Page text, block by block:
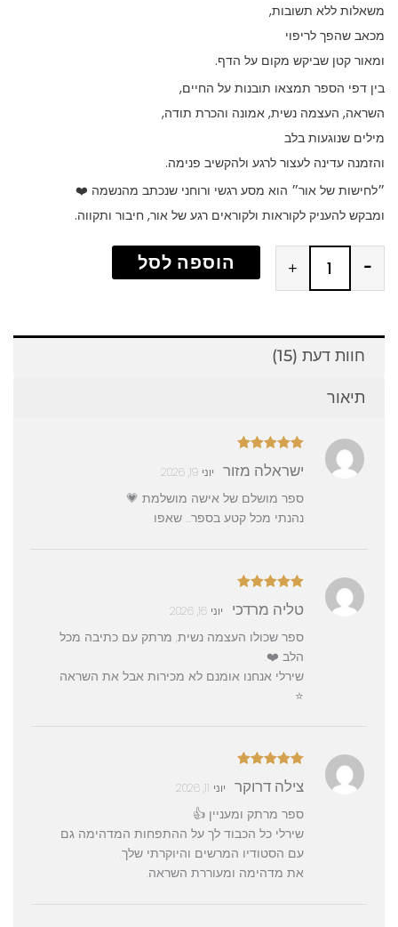
משאלות ללא תשובות,
מכאב שהפך לריפוי
ומאור קטן שביקש מקום על הדף.
בין דפי הספר תמצאו תובנות על החיים,
השראה, העצמה נשית, אמונה והכרת תודה,
מילים שנוגעות בלב
והזמנה עדינה לעצור לרגע ולהקשיב פנימה.
״לחישות של אור״ הוא מסע רגשי ורוחני שנכתב מהנשמה ❤️
ומבקש להעניק לקוראות ולקוראים רגע של אור, חיבור ותקווה.
-
"לחישות
אור"
שבירו
+ הוספה לסל
חוות דעת (15)
תיאור
מתוך
5
ישראלה מזור יוני 19, 2026
ספר מושלם של אישה מושלמת 💗
נהנתי מכל קטע בספר… שאפו
דורג
5
טליה מרדכי יוני 16, 2026
ספר שכולו העצמה נשית, מרתק עם כתיבה מכל
הלב ❤️.
שירלי אנחנו אומנם לא מכירות אבל את השראה
⭐️
דורג
5
צילה דרוקר יוני 11, 2026
ספר מרתק ומעניין 👍
שירלי כל הכבוד לך על ההתפחות המדהימה גם
עם הסטודיו המרשים והיוקרתי שלך.
את מדהימה ומעוררת השראה.